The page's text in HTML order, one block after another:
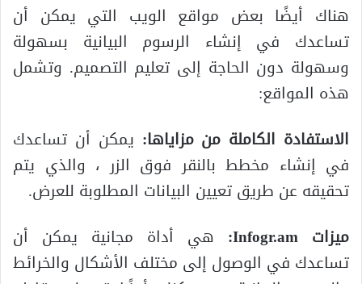
هناك أيضًا بعض مواقع الويب التي يمكن أن
تساعدك في إنشاء الرسوم البيانية بسهولة
وسهولة دون الحاجة إلى تعليم التصميم. وتشمل
هذه المواقع:
الاستفادة الكاملة من مزاياها: يمكن أن تساعدك
في إنشاء مخطط بالنقر فوق الزر ، والذي يتم
تحقيقه عن طريق تعيين البيانات المطلوبة للعرض.
ميزات Infogr.am:
هي أداة مجانية يمكن أن
تساعدك في الوصول إلى مختلف الأشكال والخرائط